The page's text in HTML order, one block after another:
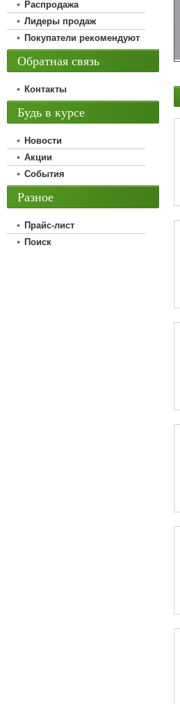
Распродажа
Лидеры продаж
Покупатели рекомендуют
Обратная связь
Контакты
Будь в курсе
Новости
Акции
События
Разное
Прайс-лист
Поиск